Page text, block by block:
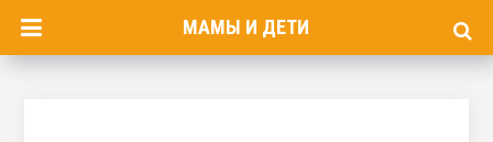
МАМЫ И ДЕТИ